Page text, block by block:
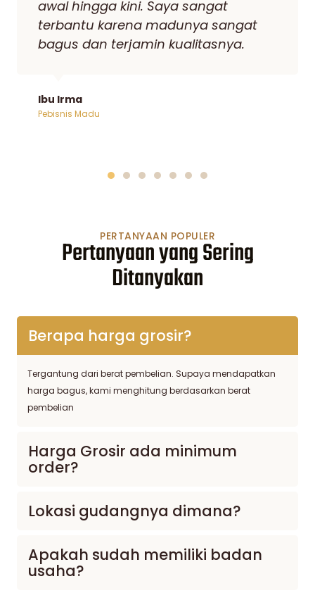
Supplier. Akhirnya setelah saya
bertemu Madu Kencono saya tidak
pernah lagi berganti Supplier karena
PERTANYAAN POPULER
Pertanyaan yang Sering
Ditanyakan
Berapa harga grosir?
Tergantung dari berat pembelian. Supaya mendapatkan
harga bagus, kami menghitung berdasarkan berat
pembelian
Harga Grosir ada minimum
order?
Lokasi gudangnya dimana?
Apakah sudah memiliki badan
usaha?